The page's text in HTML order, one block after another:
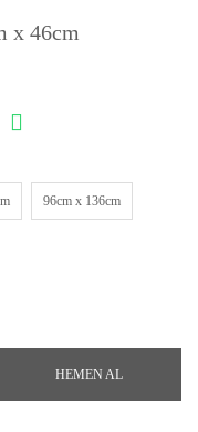
x 46cm
96cm x 136cm
HEMEN AL